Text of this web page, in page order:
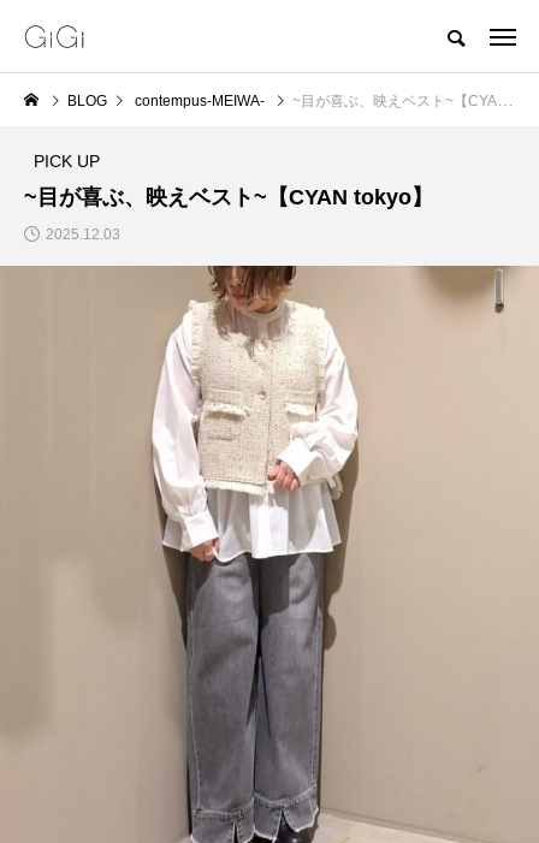
BLOG contempus-MEIWA- ~目が喜ぶ、映えベスト~【CYAN tokyo】
PICK UP
~目が喜ぶ、映えベスト~【CYAN tokyo】
2025.12.03